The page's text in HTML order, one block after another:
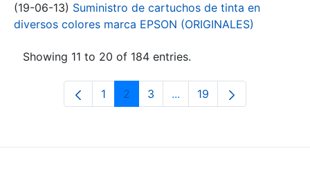
(19-06-13) Suministro de cartuchos de tinta en
diversos colores marca EPSON (ORIGINALES)
Showing 11 to 20 of 184 entries.
Page
1 Page
2 Page
3 ...Intermediate Pages Use
Page
19